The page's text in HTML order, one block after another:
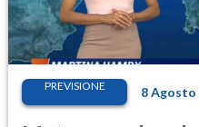
PREVISIONE 8 Agosto